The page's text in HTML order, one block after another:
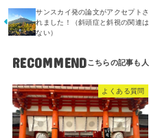
サンスカイ発の論文がアクセプトさ
れました！（斜頭症と斜視の関連は
ない）
RECOMMEND
よくある質問